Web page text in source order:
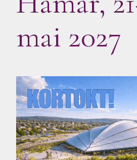
mai 2027